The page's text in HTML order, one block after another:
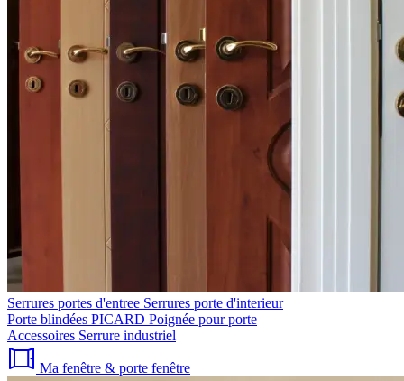
Serrures portes d'entree Serrures porte d'interieur
Porte blindées PICARD Poignée pour porte
Accessoires Serrure industriel
Ma fenêtre & porte fenêtre